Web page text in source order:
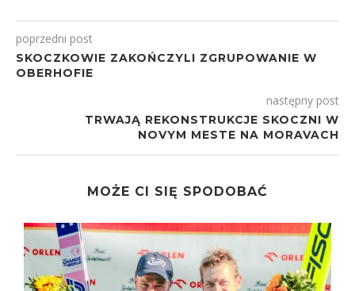
poprzedni post
SKOCZKOWIE ZAKOŃCZYLI ZGRUPOWANIE W
OBERHOFIE
następny post
TRWAJĄ REKONSTRUKCJE SKOCZNI W
NOVYM MESTE NA MORAVACH
MOŻE CI SIĘ SPODOBAĆ